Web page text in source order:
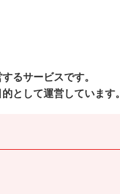
るサービスです。
として運営しています。